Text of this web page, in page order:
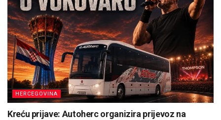
HERCEGOVINA
Kreću prijave: Autoherc organizira prijevoz na